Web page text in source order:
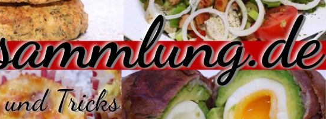
und Tricks